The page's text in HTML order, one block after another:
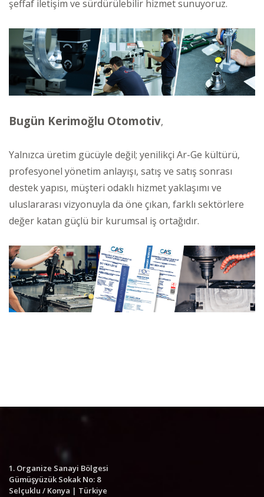
şeffaf iletişim ve sürdürülebilir hizmet sunuyoruz.
Bugün Kerimoğlu Otomotiv,
Yalnızca üretim gücüyle değil; yenilikçi Ar-Ge kültürü,
profesyonel yönetim anlayışı, satış ve satış sonrası
destek yapısı, müşteri odaklı hizmet yaklaşımı ve
uluslararası vizyonuyla da öne çıkan, farklı sektörlere
değer katan güçlü bir kurumsal iş ortağıdır.
1. Organize Sanayi Bölgesi
Gümüşyüzük Sokak No: 8
Selçuklu / Konya | Türkiye